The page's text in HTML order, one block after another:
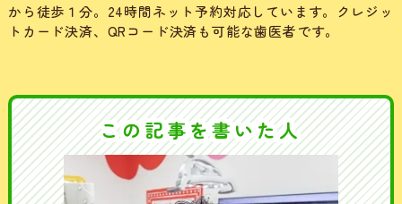
から徒歩１分。24時間ネット予約対応しています。クレジッ
トカード決済、QRコード決済も可能な歯医者です。
この記事を書いた人